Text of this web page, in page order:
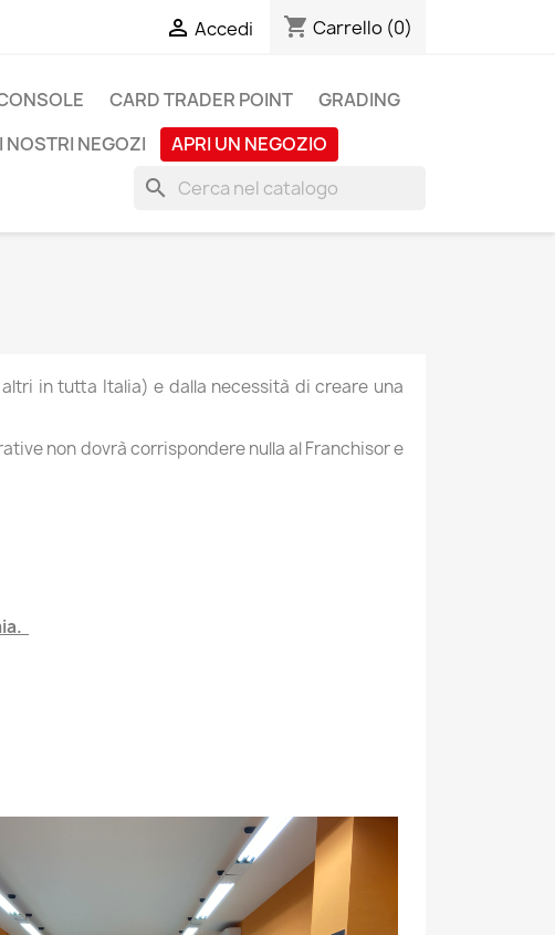
 Accedi shopping_cart Carrello (0)
CARD TRADER POINT
GRADING
I NOSTRI NEGOZI APRI UN NEGOZIO
search
in tutta Italia) e dalla necessità di creare una
non dovrà corrispondere nulla al Franchisor e